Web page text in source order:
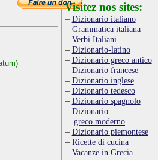
Visitez nos sites:
Dizionario italiano
Grammatica italiana
Verbi Italiani
Dizionario-latino
Dizionario greco antico
Dizionario francese
Dizionario inglese
Dizionario tedesco
Dizionario spagnolo
Dizionario
greco moderno
Dizionario piemontese
Ricette di cucina
Vacanze in Grecia